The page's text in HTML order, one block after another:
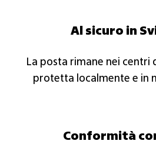
Al sicuro in
La posta rimane nei centri
protetta localmente e in
Conformità